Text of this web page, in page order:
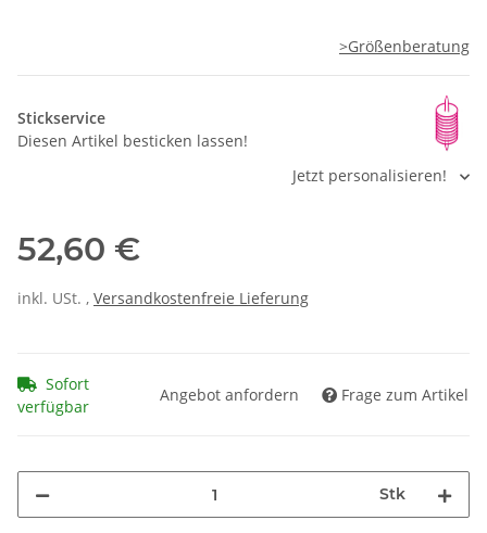
>Größenberatung
Stickservice
Diesen Artikel besticken lassen!
Jetzt personalisieren!
52,60 €
inkl. USt. , Versandkostenfreie Lieferung
Sofort
verfügbar
Angebot anfordern Frage zum Artikel
Stk